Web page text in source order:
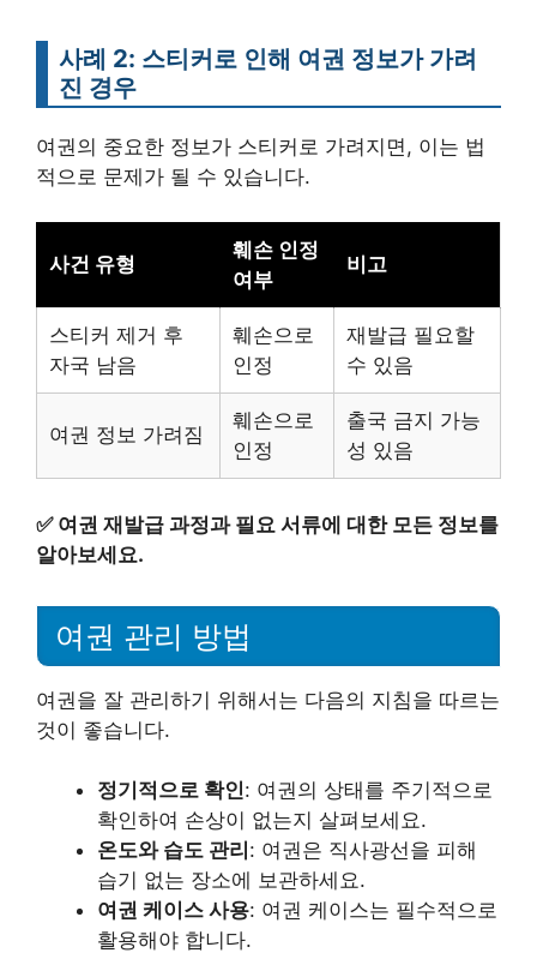
사례 2: 스티커로 인해 여권 정보가 가려
진 경우
여권의 중요한 정보가 스티커로 가려지면, 이는 법
적으로 문제가 될 수 있습니다.
사건 유형
훼손 인정
여부
비고
스티커 제거 후
자국 남음
훼손으로
인정
재발급 필요할
수 있음
여권 정보 가려짐
훼손으로
인정
출국 금지 가능
성 있음
✅ 여권 재발급 과정과 필요 서류에 대한 모든 정보를
알아보세요.
여권 관리 방법
여권을 잘 관리하기 위해서는 다음의 지침을 따르는
것이 좋습니다.
정기적으로 확인: 여권의 상태를 주기적으로
확인하여 손상이 없는지 살펴보세요.
온도와 습도 관리 : 여권은 직사광선을 피해
습기 없는 장소에 보관하세요.
여권 케이스 사용: 여권 케이스는 필수적으로
활용해야 합니다.